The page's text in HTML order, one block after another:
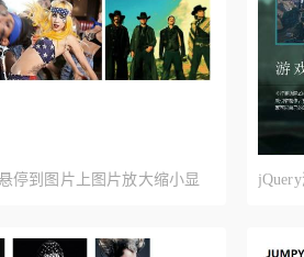
小鸟 书本
停到图片上图片放大缩小显